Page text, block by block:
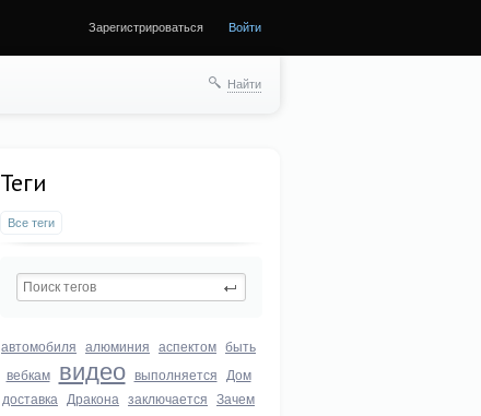
Зарегистрироваться Войти
Найти
Теги
Все теги
автомобиля алюминия аспектом быть
вебкам видео выполняется Дом
доставка Дракона заключается Зачем